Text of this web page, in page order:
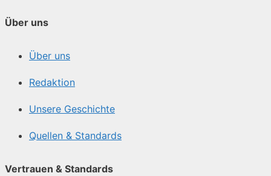
Über uns
Über uns
Redaktion
Unsere Geschichte
Quellen & Standards
Vertrauen & Standards